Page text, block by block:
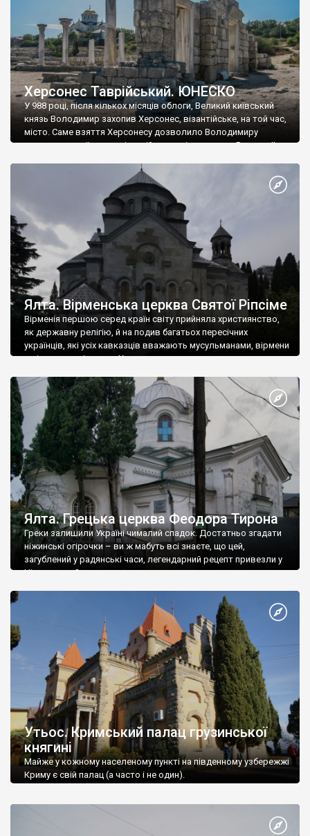
Херсонес Таврійський. ЮНЕСКО
У 988 році, після кількох місяців облоги, Великий київський
князь Володимир захопив Херсонес, візантійське, на той час,
місто. Саме взяття Херсонесу дозволило Володимиру
диктувати свої умови візантійському імператору Василю ІІ, та
Херсонесі Володимир-язичник, став Василем-християнином.
А потім було Хрещення Русі. На честь Херсонесу Таврійського
Ялта. Вірменська церква Святої Ріпсіме
Вірменія першою серед країн світу прийняла християнство,
як державну релігію, й на подив багатьох пересічних
українців, які усіх кавказців вважають мусульманами, вірмени
є відданими вірянами Христа
Ялта. Грецька церква Феодора Тирона
Греки залишили Україні чималий спадок. Достатньо згадати
ніжинські огірочки – ви ж мабуть всі знаєте, що цей,
загублений у радянські часи, легендарний рецепт привезли у
Ніжин греки?
Утьос. Кримський палац грузинської
княгині
Майже у кожному населеному пункті на південному узбережжі
Криму є свій палац (а часто і не один).